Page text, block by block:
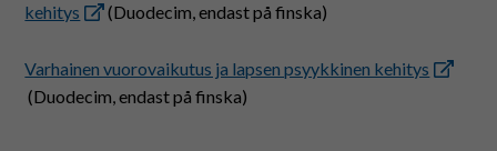
kehitys
(Duodecim, endast på finska)
Varhainen vuorovaikutus ja lapsen psyykkinen kehitys
(Duodecim, endast på finska)